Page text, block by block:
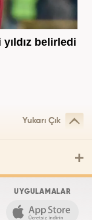
belirledi
Yukarı Çık
UYGULAMALAR